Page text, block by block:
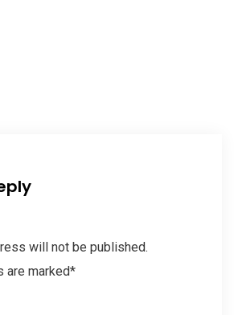
will not be published.
are marked*